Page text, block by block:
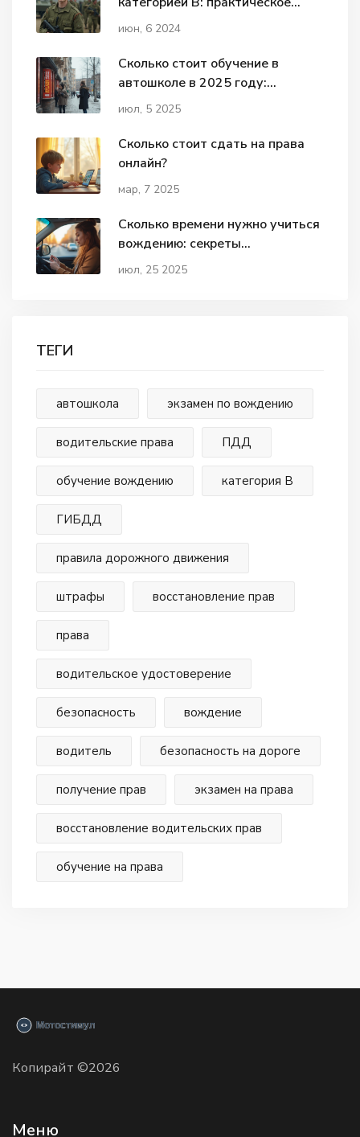
руководство
июн, 6 2024
Сколько стоит обучение в
автошколе в 2025 году:
актуальные цены и советы
июл, 5 2025
Сколько стоит сдать на права
онлайн?
мар, 7 2025
Сколько времени нужно учиться
вождению: секреты
эффективных занятий для
июл, 25 2025
ТЕГИ
автошкола экзамен по вождению
водительские права ПДД
обучение вождению категория В
ГИБДД
правила дорожного движения
штрафы восстановление прав
права
водительское удостоверение
безопасность вождение
водитель безопасность на дороге
получение прав экзамен на права
восстановление водительских прав
обучение на права
Копирайт ©2026
Меню